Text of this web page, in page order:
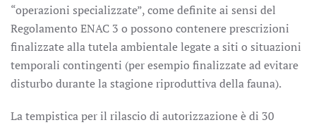
“operazioni specializzate”, come definite ai sensi del
Regolamento ENAC 3 o possono contenere prescrizioni
finalizzate alla tutela ambientale legate a siti o situazioni
temporali contingenti (per esempio finalizzate ad evitare
disturbo durante la stagione riproduttiva della fauna).
La tempistica per il rilascio di autorizzazione è di 30